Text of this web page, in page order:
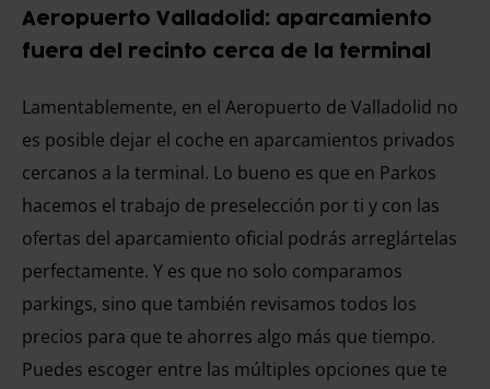
Aeropuerto Valladolid: aparcamiento
fuera del recinto cerca de la terminal
Lamentablemente, en el Aeropuerto de Valladolid no
es posible dejar el coche en aparcamientos privados
cercanos a la terminal. Lo bueno es que en Parkos
hacemos el trabajo de preselección por ti y con las
ofertas del aparcamiento oficial podrás arreglártelas
perfectamente. Y es que no solo comparamos
parkings, sino que también revisamos todos los
precios para que te ahorres algo más que tiempo.
Puedes escoger entre las múltiples opciones que te